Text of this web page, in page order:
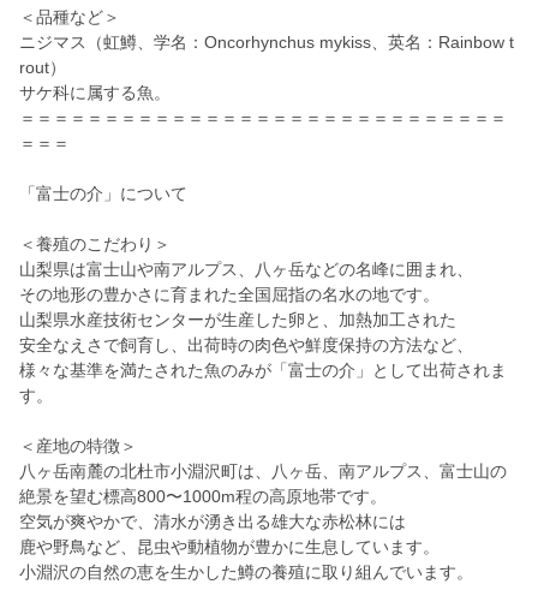
＜品種など＞
ニジマス（虹鱒、学名：Oncorhynchus mykiss、英名：Rainbow t
rout）
サケ科に属する魚。
＝＝＝＝＝＝＝＝＝＝＝＝＝＝＝＝＝＝＝＝＝＝＝＝＝＝＝＝＝
＝＝＝
「富士の介」について
＜養殖のこだわり＞
山梨県は富士山や南アルプス、八ヶ岳などの名峰に囲まれ、
その地形の豊かさに育まれた全国屈指の名水の地です。
山梨県水産技術センターが生産した卵と、加熱加工された
安全なえさで飼育し、出荷時の肉色や鮮度保持の方法など、
様々な基準を満たされた魚のみが「富士の介」として出荷されま
す。
＜産地の特徴＞
八ヶ岳南麓の北杜市小淵沢町は、八ヶ岳、南アルプス、富士山の
絶景を望む標高800〜1000m程の高原地帯です。
空気が爽やかで、清水が湧き出る雄大な赤松林には
鹿や野鳥など、昆虫や動植物が豊かに生息しています。
小淵沢の自然の恵を生かした鱒の養殖に取り組んでいます。